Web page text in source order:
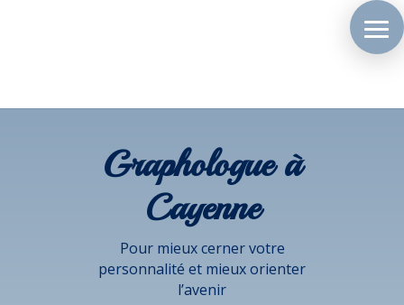
Graphologue à
Cayenne
Pour mieux cerner votre
personnalité et mieux orienter
l’avenir